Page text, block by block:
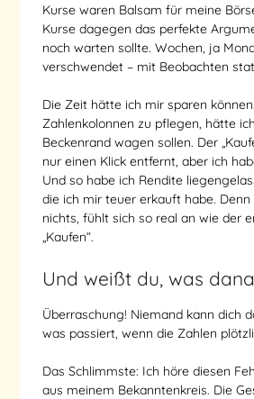
Kurse waren Balsam für meine
Kurse dagegen das perfekte
noch warten sollte. Wochen, ja
verschwendet – mit Beobachten
Die Zeit hätte ich mir sparen
Zahlenkolonnen zu pflegen, hätte
Beckenrand wagen sollen. Der
nur einen Klick entfernt, aber ich
Und so habe ich Rendite
die ich mir teuer erkauft habe. Denn
nichts, fühlt sich so real an wie der
„Kaufen“.
Und weißt du, was
Überraschung! Niemand kann dich
was passiert, wenn die Zahlen
Das Schlimmste: Ich höre diesen
aus meinem Bekanntenkreis. Die